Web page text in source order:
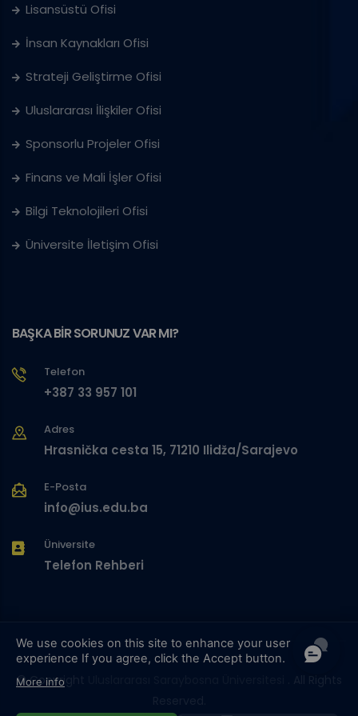
Lisansüstü Ofisi
İnsan Kaynakları Ofisi
Strateji Geliştirme Ofisi
Uluslararası İlişkiler Ofisi
Sponsorlu Projeler Ofisi
Finans ve Mali İşler Ofisi
Bilgi Teknolojileri Ofisi
Üniversite İletişim Ofisi
BAŞKA BİR SORUNUZ VAR MI?
Telefon
+387 33 957 101
Adres
Hrasnička cesta 15, 71210 Ilidža/Sarajevo
E-Posta
info@ius.edu.ba
Üniversite
Telefon Rehberi
© Copyright
We use cookies on this site to enhance your user
experience If you agree, click the Accept button.
More info